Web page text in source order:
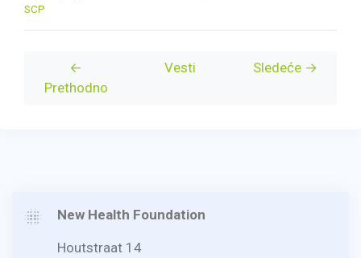
SCP
←
Prethodno
Vesti Sledeće →
New Health Foundation
Houtstraat 14